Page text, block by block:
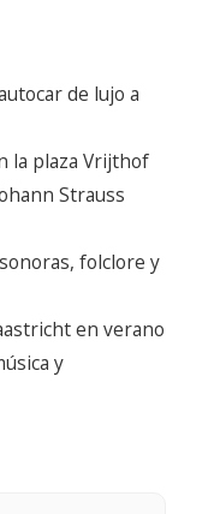
de lujo a
la plaza Vrijthof
Strauss
folclore y
en verano
y